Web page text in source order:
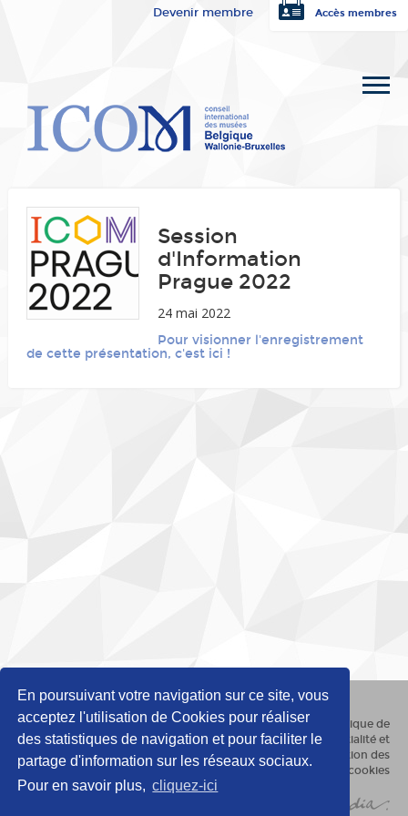
En poursuivant votre navigation sur ce site, vous
acceptez l'utilisation de Cookies pour réaliser
des statistiques de navigation et pour faciliter le
partage d'information sur les réseaux sociaux.
Pour en savoir plus, cliquez-ici
Devenir membre Accès membres
Session
d'Information
Prague 2022
24 mai 2022
Pour visionner l'enregistrement
de cette présentation, c'est ici !
© ICOM Belgique
Wallonie-Bruxelles.
6032 Mont-sur-
Marchienne
Politique de
confidentialité et
utilisation des
cookies